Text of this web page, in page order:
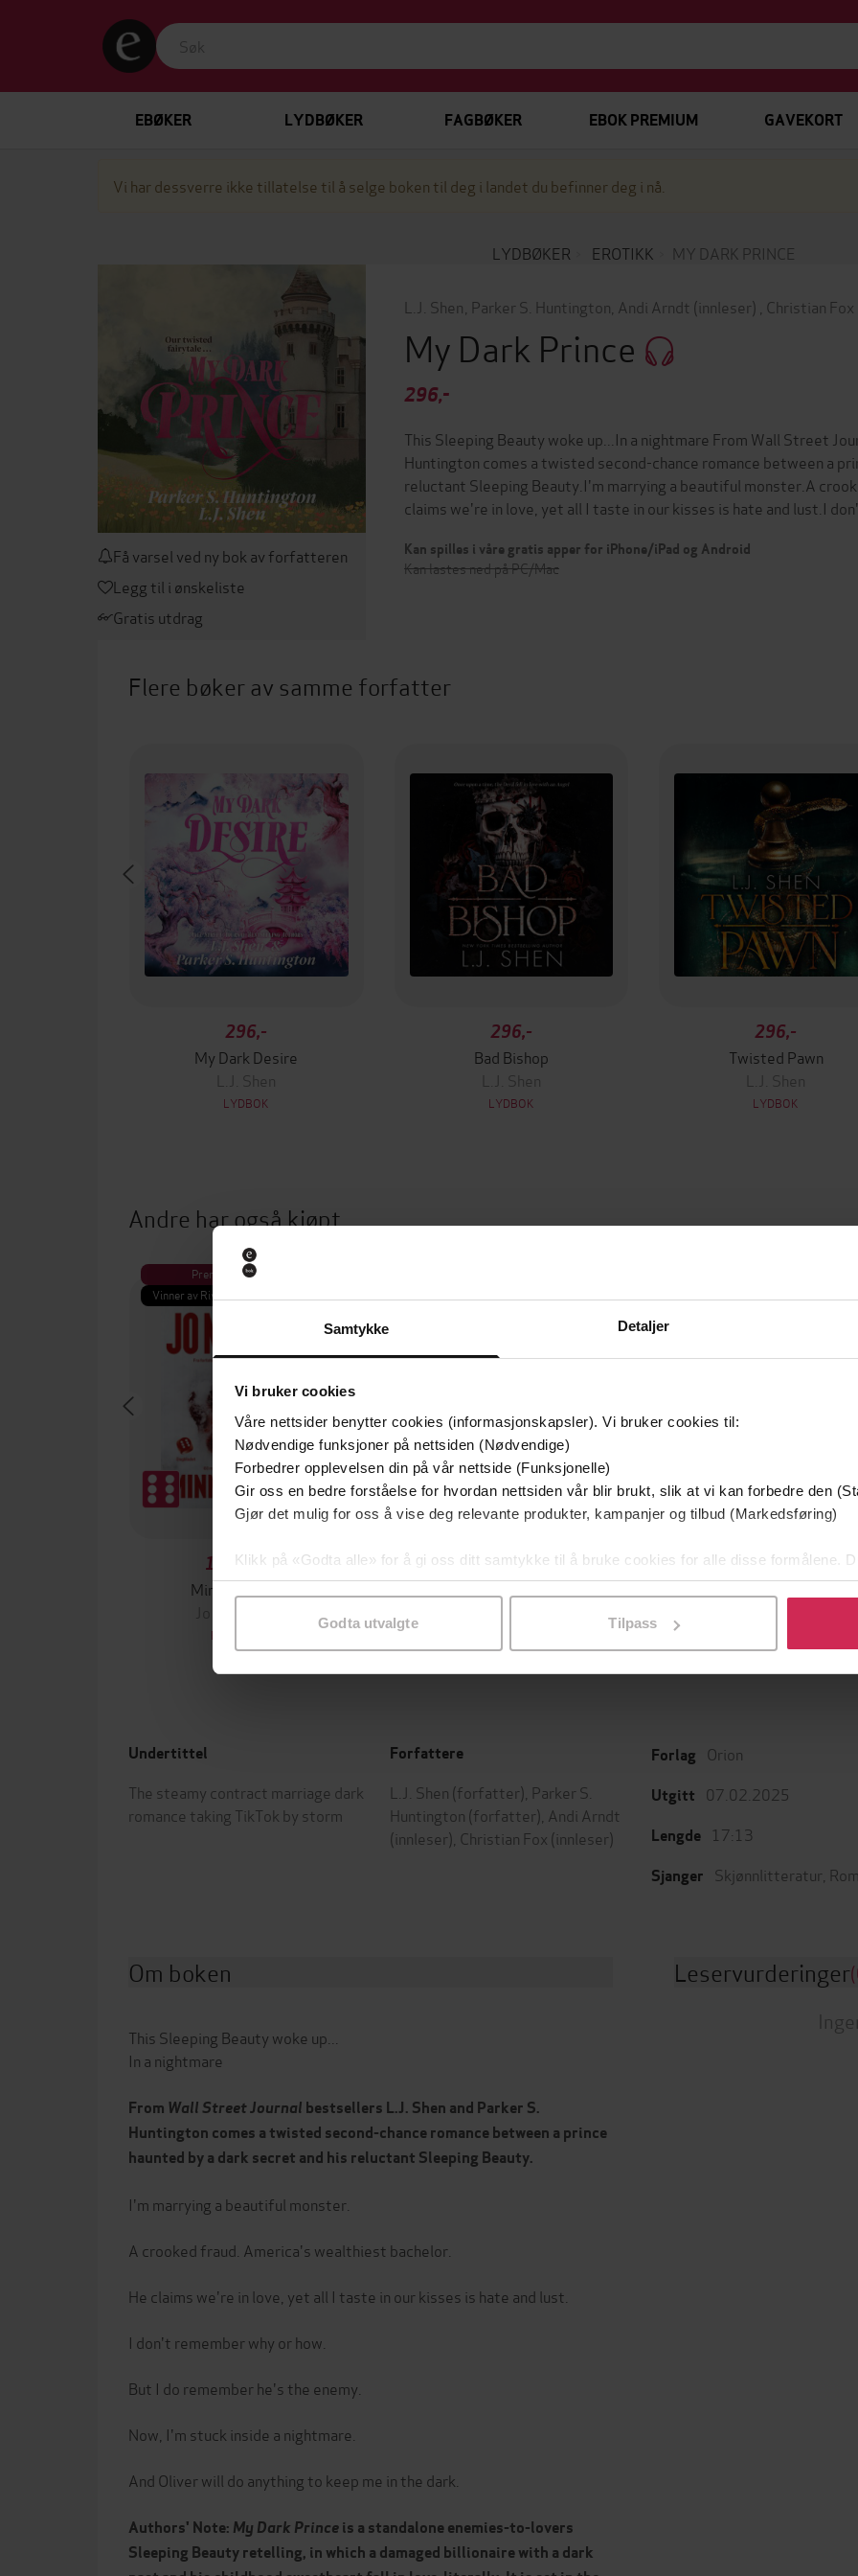
Samtykke Detaljer
Vi bruker cookies
Våre nettsider benytter cookies (informasjonskapsler). Vi bruker cookies til:
Nødvendige funksjoner på nettsiden (Nødvendige)
Forbedrer opplevelsen din på vår nettside (Funksjonelle)
Gir oss en bedre forståelse for hvordan nettsiden vår blir brukt, slik at vi kan forbedre den
Gjør det mulig for oss å vise deg relevante produkter, kampanjer og tilbud (Markedsføring)
Klikk på «Godta alle» for å gi oss ditt samtykke til å bruke cookies for alle disse formålene.
samtykke til spesifikke formål ved å klikke på «Tilpass». Du kan når som helst trekke
Godta utvalgte Tilpass
EBØKER LYDBØKER FAGBØKER EBOK PREMIUM GAVEKORT
Vi har dessverre ikke tillatelse til å selge boken til deg i landet du befinner deg i nå.
LYDBØKER EROTIKK MY DARK PRINCE
Få varsel ved ny bok av forfatteren
Legg til i ønskeliste
Gratis utdrag
L.J. Shen Parker S. Huntington Andi Arndt (innleser) Christian Fox
My Dark Prince
296,-
This Sleeping Beauty woke up...In a nightmare From Wall Street
Huntington comes a twisted second-chance romance between a
reluctant Sleeping Beauty.I'm marrying a beautiful monster.A
claims we're in love, yet all I taste in our kisses is hate and lust.I
Kan spilles i våre gratis apper for iPhone/iPad og Android
Kan lastes ned på PC/Mac
Flere bøker av samme forfatter
296,-
My Dark Desire
L.J. Shen
LYDBOK
296,-
Bad Bishop
L.J. Shen
LYDBOK
296,-
Twisted Pawn
L.J. Shen
LYDBOK
Andre har også kjøpt
Premium
Vinner av Rivertonprisen
199,-
Minnesota
EBOK
349,-
Utskudd
149,-
En lykkelig familie
EBOK
Undertittel
The steamy contract marriage dark
romance taking TikTok by storm
Forfattere
L.J. Shen (forfatter), Parker S.
Huntington (forfatter), Andi Arndt
(innleser), Christian Fox (innleser)
Forlag Orion
Utgitt 07.02.2025
Lengde 17:13
Sjanger Skjønnlitteratur
Om boken
This Sleeping Beauty woke up...
In a nightmare
From Wall Street Journal bestsellers L.J. Shen and Parker S.
Huntington comes a twisted second-chance romance between a prince
haunted by a dark secret and his reluctant Sleeping Beauty.
I'm marrying a beautiful monster.
A crooked fraud. America's wealthiest bachelor.
He claims we're in love, yet all I taste in our kisses is hate and lust.
I don't remember why or how.
But I do remember he's the enemy.
Now, I'm stuck inside a nightmare.
And Oliver will do anything to keep me in the dark.
Authors' Note: My Dark Princeis a standalone enemies-to-lovers
Sleeping Beauty retelling, in which a damaged billionaire with a dark
Leservurderinger